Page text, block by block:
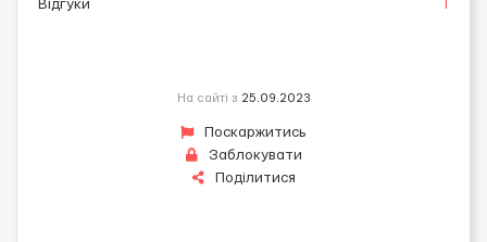
Відгуки
1
На сайті з 25.09.2023
Поскаржитись
Заблокувати
Поділитися